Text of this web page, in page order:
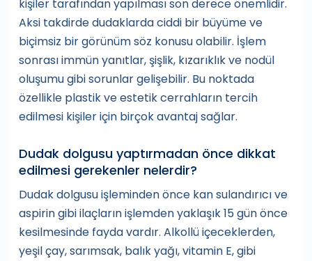
kişiler tarafından yapılması son derece önemlidir.
Aksi takdirde dudaklarda ciddi bir büyüme ve
biçimsiz bir görünüm söz konusu olabilir. İşlem
sonrası immün yanıtlar, şişlik, kızarıklık ve nodül
oluşumu gibi sorunlar gelişebilir. Bu noktada
özellikle plastik ve estetik cerrahların tercih
edilmesi kişiler için birçok avantaj sağlar.
Dudak dolgusu yaptırmadan önce dikkat
edilmesi gerekenler nelerdir?
Dudak dolgusu işleminden önce kan sulandırıcı ve
aspirin gibi ilaçların işlemden yaklaşık 15 gün önce
kesilmesinde fayda vardır. Alkollü içeceklerden,
yeşil çay, sarımsak, balık yağı, vitamin E, gibi